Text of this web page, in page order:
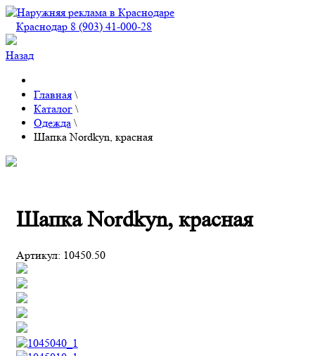
Краснодар 8 (903) 41-000-28
Назад
Главная \
Каталог \
Одежда \
Шапка Nordkyn, красная
Шапка Nordkyn, красная
Артикул: 10450.50